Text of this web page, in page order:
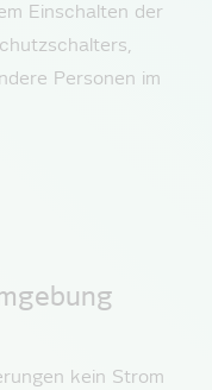
Einschalten der
Personen im
kein Strom